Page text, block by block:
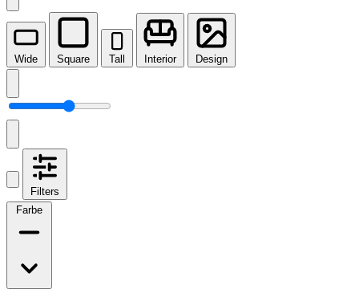
Wide Square Tall Interior Design
Filters
Farbe